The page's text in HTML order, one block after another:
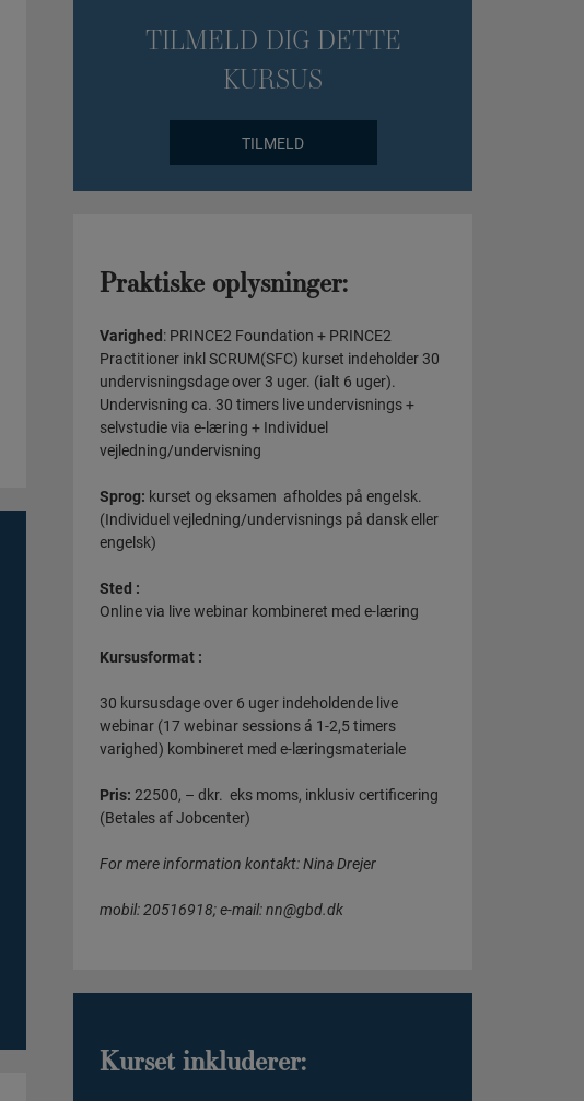
TILMELD DIG DETTE
KURSUS
TILMELD
Praktiske oplysninger:
Varighed: PRINCE2 Foundation + PRINCE2
Practitioner inkl SCRUM(SFC) kurset indeholder 30
undervisningsdage over 3 uger. (ialt 6 uger).
Undervisning ca. 30 timers live undervisnings +
selvstudie via e-læring + Individuel
vejledning/undervisning
Sprog: kurset og eksamen afholdes på engelsk.
(Individuel vejledning/undervisnings på dansk eller
engelsk)
Sted :
Online via live webinar kombineret med e-læring
Kursusformat :
30 kursusdage over 6 uger indeholdende live
webinar (17 webinar sessions á 1-2,5 timers
varighed) kombineret med e-læringsmateriale
Pris: 22500, – dkr. eks moms, inklusiv certificering
(Betales af Jobcenter)
For mere information kontakt: Nina Drejer
mobil: 20516918; e-mail: nn@gbd.dk
Kurset inkluderer: